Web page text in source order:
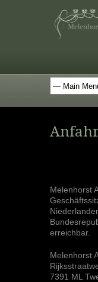
Melenhorst
erreichbar.
Melenhorst
7391 ML